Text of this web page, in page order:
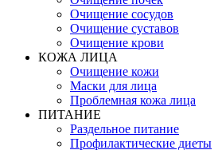
Очищение сосудов
Очищение суставов
Очищение крови
КОЖА ЛИЦА
Очищение кожи
Маски для лица
Проблемная кожа лица
ПИТАНИЕ
Раздельное питание
Профилактические диеты